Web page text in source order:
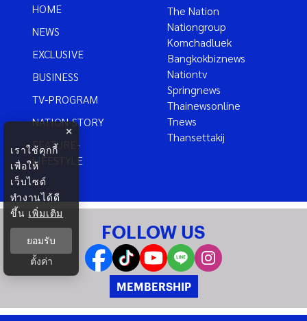
HOME
NEWS
EXCLUSIVE
BUSINESS
TV-PROGRAM
NATION-STORY
FEATURE-
LIFESTYLE
The Nation
Nationgroup
Komchadluek
Bangkokbiznews
Nationtv
Springnews
Thainewsonline
Tnews
Thansettakij
FOLLOW US
MEMBERSHIP
×
เราใช้คุกกี้
เพื่อให้
เว็บไซต์
ทำงานได้ดี
ขึ้น เพิ่มเติม
ยอมรับ
ตั้งค่า